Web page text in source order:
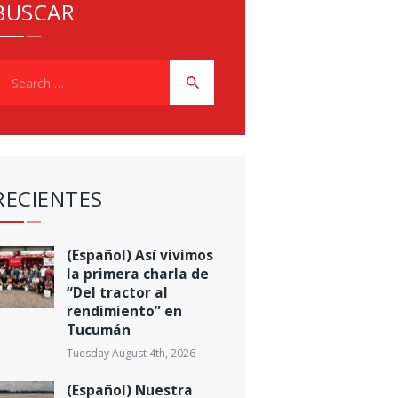
(Español) Así vivimos
la primera charla de
“Del tractor al
rendimiento” en
Tucumán
Tuesday August 4th, 2026
(Español) Nuestra